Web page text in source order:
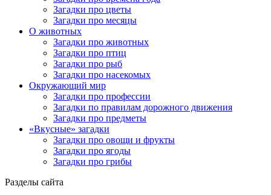
Загадки про цветы
Загадки про месяцы
О животных
Загадки про животных
Загадки про птиц
Загадки про рыб
Загадки про насекомых
Окружающий мир
Загадки про профессии
Загадки по правилам дорожного движения
Загадки про предметы
«Вкусные» загадки
Загадки про овощи и фрукты
Загадки про ягоды
Загадки про грибы
Разделы сайта